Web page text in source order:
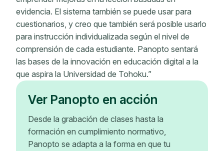
evidencia. El sistema también se puede usar para
cuestionarios, y creo que también será posible usarlo
para instrucción individualizada según el nivel de
comprensión de cada estudiante. Panopto sentará
las bases de la innovación en educación digital a la
que aspira la Universidad de Tohoku.”
Ver Panopto en acción
Desde la grabación de clases hasta la
formación en cumplimiento normativo,
Panopto se adapta a la forma en que tu